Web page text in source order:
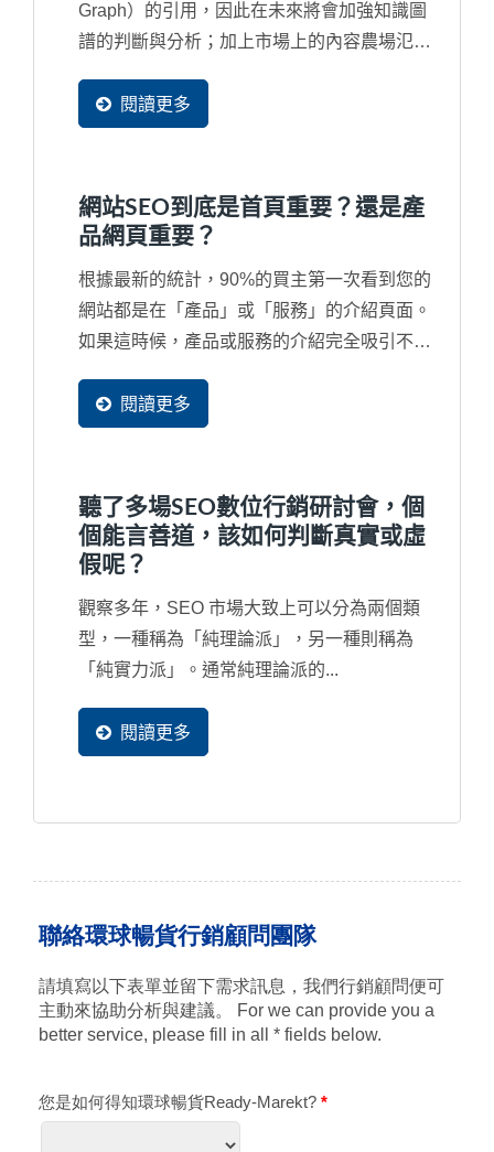
Graph）的引用，因此在未來將會加強知識圖
譜的判斷與分析；加上市場上的內容農場氾
是抄襲來源，再再干擾了搜尋結果，因此...
閱讀更多
網站SEO到底是首頁重要？還是產
品網頁重要？
根據最新的統計，90%的買主第一次看到您的
網站都是在「產品」或「服務」的介紹頁面。
如果這時候，產品或服務的介紹完全吸引不了
會看。所以，當然是產品網頁是最重要，但經
定了網站行銷將不會有結果。
閱讀更多
聽了多場SEO數位行銷研討會，個
個能言善道，該如何判斷真實或虛
假呢？
觀察多年，SEO 市場大致上可以分為兩個類
型，一種稱為「純理論派」，另一種則稱為
「純實力派」。通常純理論派的...
閱讀更多